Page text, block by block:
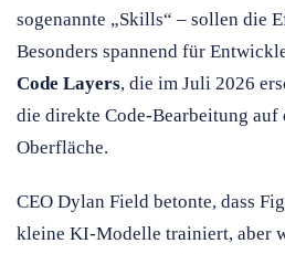
sogenannte „Skills“ – sollen die
Besonders spannend für
Code Layers, die im Juli 2026
die direkte Code-Bearbeitung auf
Oberfläche.
CEO Dylan Field betonte, dass
kleine KI-Modelle trainiert, aber